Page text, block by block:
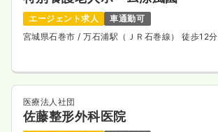
エージェント求人
車通勤可
宮城県石巻市/ 万石浦駅（ＪＲ石巻線） 徒歩12分
医療法人社団
佐藤整形外科医院